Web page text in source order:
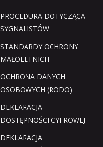
PROCEDURA DOTYCZĄCA
SYGNALISTÓW
STANDARDY OCHRONY
MAŁOLETNICH
OCHRONA DANYCH
OSOBOWYCH (RODO)
DEKLARACJA
DOSTĘPNOŚCI CYFROWEJ
DEKLARACJA